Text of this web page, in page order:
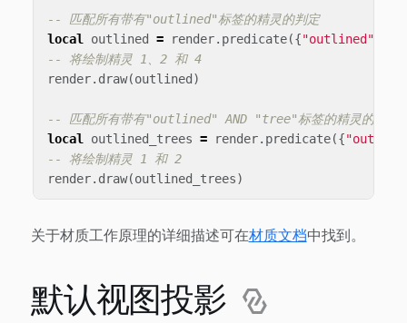
-- 匹配所有带有"outlined"标签的精灵的判定
local outlined = render. predicate({"outlined"
-- 将绘制精灵 1、2 和 4
render. draw(outlined )
-- 匹配所有带有"outlined" AND "tree"标签的精灵的判定
local outlined_trees = render. predicate({
-- 将绘制精灵 1 和 2
render. draw(outlined_trees)
关于材质工作原理的详细描述可在材质文档中找到。
默认视图投影